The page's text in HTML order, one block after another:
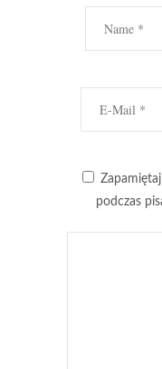
podczas